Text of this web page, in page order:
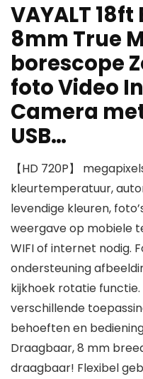
VAYALT
8mm True
borescope
foto Video
Camera
USB…
【HD 720P】
kleurtemperatuur,
levendige kleuren,
weergave op mobiele
WIFI of internet nodig.
ondersteuning
kijkhoek rotatie
verschillende
behoeften en
Draagbaar, 8 mm
draagbaar! Flexibel